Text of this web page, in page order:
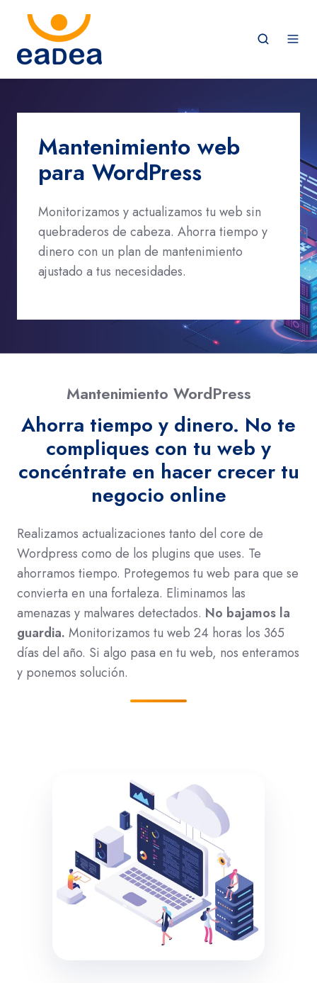
Mantenimiento web
para WordPress
Monitorizamos y actualizamos tu web sin
quebraderos de cabeza. Ahorra tiempo y
dinero con un plan de mantenimiento
ajustado a tus necesidades.
Mantenimiento WordPress
Ahorra tiempo y dinero. No te
compliques con tu web y
concéntrate en hacer crecer tu
negocio online
Realizamos actualizaciones tanto del core de
Wordpress como de los plugins que uses. Te
ahorramos tiempo. Protegemos tu web para que se
convierta en una fortaleza. Eliminamos las
amenazas y malwares detectados. No bajamos la
guardia. Monitorizamos tu web 24 horas los 365
días del año. Si algo pasa en tu web, nos enteramos
y ponemos solución.